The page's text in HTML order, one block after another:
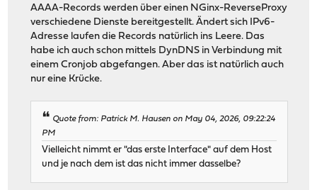
AAAA-Records werden über einen NGinx-ReverseProxy
verschiedene Dienste bereitgestellt. Ändert sich IPv6-
Adresse laufen die Records natürlich ins Leere. Das
habe ich auch schon mittels DynDNS in Verbindung mit
einem Cronjob abgefangen. Aber das ist natürlich auch
nur eine Krücke.
Quote from: Patrick M. Hausen on May 04, 2026, 09:22:24
PM
Vielleicht nimmt er "das erste Interface" auf dem Host
und je nach dem ist das nicht immer dasselbe?